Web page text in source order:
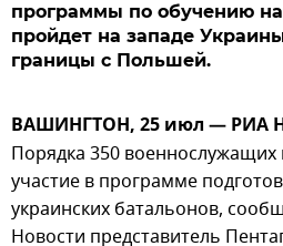
программы по обучению
пройдет на западе
границы с Польшей.
ВАШИНГТОН, 25 июл — РИА
Порядка 350
участие в программе
украинских батальонов,
Новости представитель